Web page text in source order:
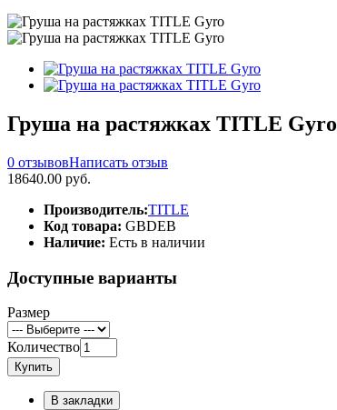
Груша на растяжках TITLE Gyro
0 отзывовНаписать отзыв
18640.00 руб.
Производитель:TITLE
Код товара: GBDEB
Наличие: Есть в наличии
Доступные варианты
Размер
Количество
Купить
В закладки